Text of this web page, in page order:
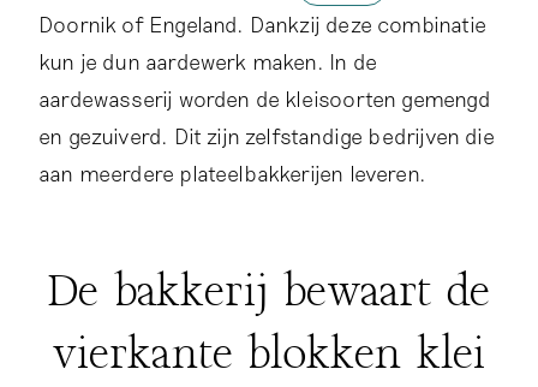
Doornik of Engeland. Dankzij deze combinatie
kun je dun aardewerk maken. In de
aardewasserij worden de kleisoorten gemengd
en gezuiverd. Dit zijn zelfstandige bedrijven die
aan meerdere plateelbakkerijen leveren.
De bakkerij bewaart de
vierkante blokken klei